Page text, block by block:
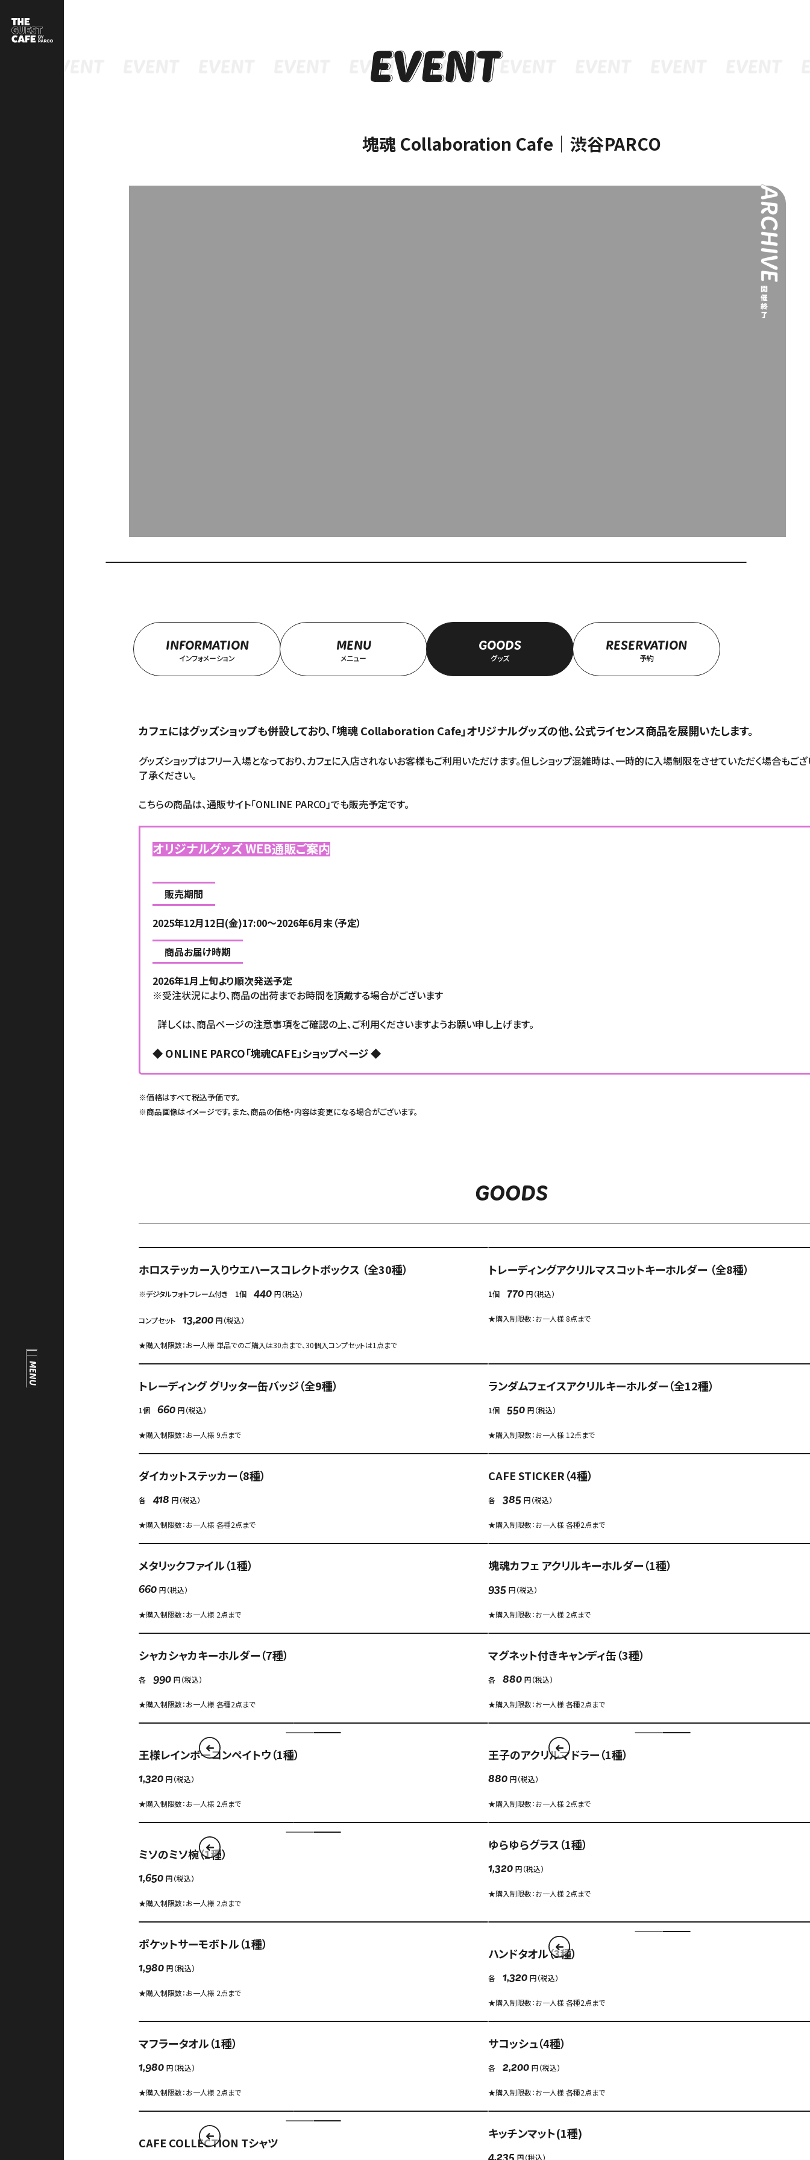
MENU
アクセス
ACCESS
ONLINE SHOP
FAQ
FAQ
Language
中文（简）
한국
日本語
塊魂 Collaboration Cafe｜渋谷PARCO
INFORMATION
インフォメーション
MENU
メニュー
GOODS
グッズ
RESERVATION
予約
カフェにはグッズショップも併設しており、「塊魂 Collaboration Cafe」オリジナルグッズの他、公式ライセンス商品を展開いたします。
グッズショップはフリー入場となっており、カフェに入店されないお客様もご利用いただけます。但しショップ混雑時は、一時的に入場制限をさせていただく場合もござ
了承ください。
こちらの商品は、通販サイト「ONLINE PARCO」でも販売予定です。
オリジナルグッズ WEB通販ご案内
販売期間
2025年12月12日(金)17:00～2026年6月末（予定）
商品お届け時期
2026年1月上旬より順次発送予定
※受注状況により、商品の出荷までお時間を頂戴する場合がございます
詳しくは、商品ページの注意事項をご確認の上、ご利用くださいますようお願い申し上げます。
◆ ONLINE PARCO「塊魂CAFE」ショップページ◆
※価格はすべて税込予価です。
※商品画像はイメージです。また、商品の価格・内容は変更になる場合がございます。
GOODS
ホロステッカー入りウエハースコレクトボックス （全30種）
※デジタルフォトフレーム付き 1個 440 円（税込）
コンプセット 13,200 円（税込）
★購入制限数：お一人様 単品でのご購入は30点まで、30個入コンプセットは1点まで
トレーディングアクリルマスコットキーホルダー （全8種）
1個 770 円（税込）
★購入制限数：お一人様 8点まで
トレーディング グリッター缶バッジ（全9種）
1個 660 円（税込）
★購入制限数：お一人様 9点まで
ランダムフェイスアクリルキーホルダー（全12種）
1個 550 円（税込）
★購入制限数：お一人様 12点まで
ダイカットステッカー（8種）
各 418 円（税込）
★購入制限数：お一人様 各種2点まで
CAFE STICKER（4種）
各 385 円（税込）
★購入制限数：お一人様 各種2点まで
メタリックファイル（1種）
660 円（税込）
★購入制限数：お一人様 2点まで
塊魂カフェ アクリルキーホルダー（1種）
935 円（税込）
★購入制限数：お一人様 2点まで
シャカシャカキーホルダー（7種）
各 990 円（税込）
★購入制限数：お一人様 各種2点まで
マグネット付きキャンディ缶（3種）
各 880 円（税込）
★購入制限数：お一人様 各種2点まで
王様レインボーコンペイトウ（1種）
1,320 円（税込）
★購入制限数：お一人様 2点まで
王子のアクリルマドラー（1種）
880 円（税込）
★購入制限数：お一人様 2点まで
ミソのミソ椀（1種）
1,650 円（税込）
★購入制限数：お一人様 2点まで
ゆらゆらグラス（1種）
1,320 円（税込）
★購入制限数：お一人様 2点まで
ポケットサーモボトル（1種）
1,980 円（税込）
★購入制限数：お一人様 2点まで
ハンドタオル（3種）
各 1,320 円（税込）
★購入制限数：お一人様 各種2点まで
マフラータオル（1種）
1,980 円（税込）
★購入制限数：お一人様 2点まで
サコッシュ（4種）
各 2,200 円（税込）
★購入制限数：お一人様 各種2点まで
CAFE COLLECTION Tシャツ
キッチンマット(1種)
円（税込）